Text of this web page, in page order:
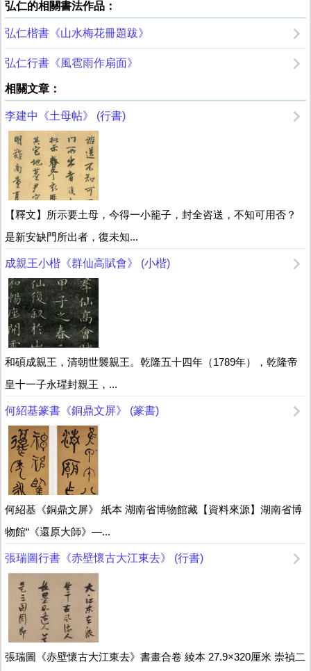
弘仁的相關書法作品：
弘仁楷書《山水梅花冊題跋》
弘仁行書《風雹雨作扇面》
相關文章：
李建中《土母帖》 (行書)
【釋文】所示要土母，今得一小籠子，封全咨送，不知可用否？
是新安缺門所出者，復未知...
成親王小楷《群仙高賦會》 (小楷)
和碩成親王，清朝世襲親王。乾隆五十四年（1789年），乾隆帝
皇十一子永瑆封親王，...
何紹基篆書《銅鼎文屏》 (篆書)
何紹基《銅鼎文屏》 紙本 湖南省博物館藏【資料來源】湖南省博
物館“《還原大師》—...
張瑞圖行書《赤壁懷古大江東去》 (行書)
張瑞圖《赤壁懷古大江東去》書畫合卷 綾本 27.9×320厘米 崇禎二